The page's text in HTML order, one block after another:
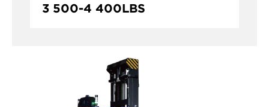
3 500-4 400LBS